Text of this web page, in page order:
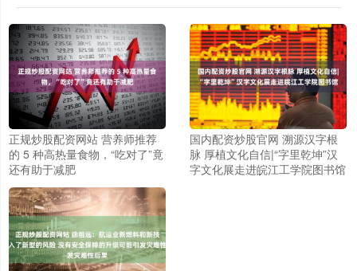
正规炒股配资网站 营养师推荐
的 5 种高热量食物，“吃对了”竟
还有助于减肥
国内配资炒股官网 溯源汉字根
脉 厚植文化自信|“字里乾坤”汉
字文化展走进皖江工学院图书馆